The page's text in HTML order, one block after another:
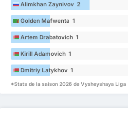
Alimkhan Zaynivov 2
Golden Mafwenta 1
Artem Drabatovich 1
Kirill Adamovich 1
Dmitriy Latykhov 1
*Stats de la saison 2026 de Vysheyshaya Liga